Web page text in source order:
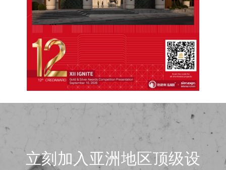
立刻加入亚洲地区顶级设